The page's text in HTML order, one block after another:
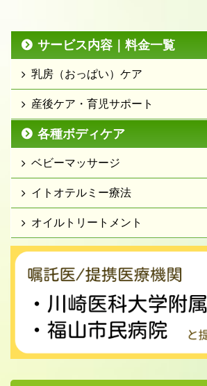
サービス内容｜料金一覧
乳房（おっぱい）ケア
産後ケア・育児サポート
各種ボディケア
ベビーマッサージ
イトオテルミー療法
オイルトリートメント